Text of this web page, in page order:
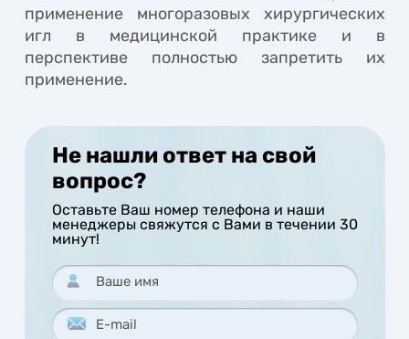
применение многоразовых хирургических
игл в медицинской практике и в
перспективе полностью запретить их
применение.
Не нашли ответ на свой
вопрос?
Оставьте Ваш номер телефона и наши
менеджеры свяжутся с Вами в течении 30
минут!